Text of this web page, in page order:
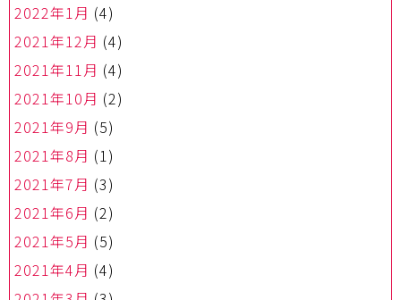
2022年1月 (4)
2021年12月 (4)
2021年11月 (4)
2021年10月 (2)
2021年9月 (5)
2021年8月 (1)
2021年7月 (3)
2021年6月 (2)
2021年5月 (5)
2021年4月 (4)